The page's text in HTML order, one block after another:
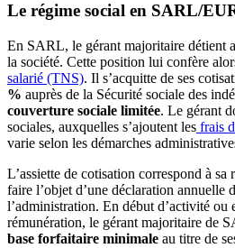
Le régime social en SARL/
En SARL, le gérant majoritaire détient
la société. Cette position lui confère
salarié (TNS). Il s’acquitte de ses
% auprès de la Sécurité sociale des
couverture sociale limitée. Le gérant
sociales, auxquelles s’ajoutent les frais
varie selon les démarches
L’assiette de cotisation correspond à
faire l’objet d’une déclaration annuelle
l’administration. En début d’activité ou
rémunération, le gérant majoritaire de
base forfaitaire minimale au titre de